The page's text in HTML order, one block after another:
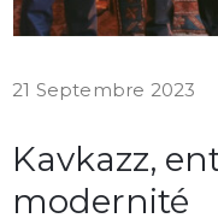
21 Septembre 2023
Kavkazz,
modernité